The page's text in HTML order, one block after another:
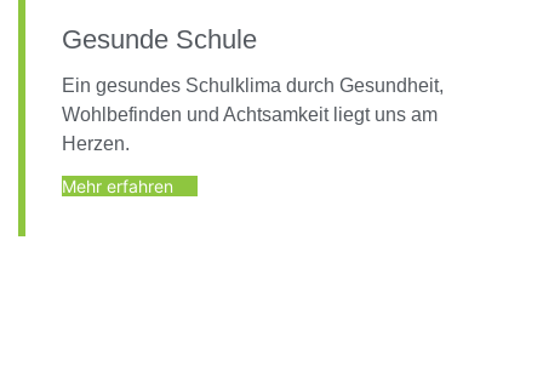
Gesunde Schule
Ein gesundes Schulklima durch Gesundheit,
Wohlbefinden und Achtsamkeit liegt uns am
Herzen.
Mehr erfahren